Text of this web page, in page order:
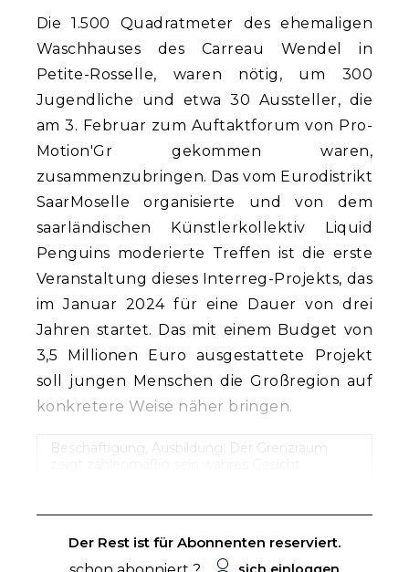
Die 1.500 Quadratmeter des ehemaligen
Waschhauses des Carreau Wendel in
Petite-Rosselle, waren nötig, um 300
Jugendliche und etwa 30 Aussteller, die
am 3. Februar zum Auftaktforum von Pro-
Motion'Gr gekommen waren,
zusammenzubringen. Das vom Eurodistrikt
SaarMoselle organisierte und von dem
saarländischen Künstlerkollektiv Liquid
Penguins moderierte Treffen ist die erste
Veranstaltung dieses Interreg-Projekts, das
im Januar 2024 für eine Dauer von drei
Jahren startet. Das mit einem Budget von
3,5 Millionen Euro ausgestattete Projekt
soll jungen Menschen die Großregion auf
konkretere Weise näher bringen.
Beschäftigung, Ausbildung: Der Grenzraum
Der Rest ist für Abonnenten reserviert.